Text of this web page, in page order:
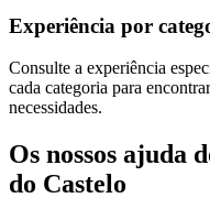
Experiência por
Consulte a experiência
cada categoria para
necessidades.
Os nossos ajuda
do Castelo